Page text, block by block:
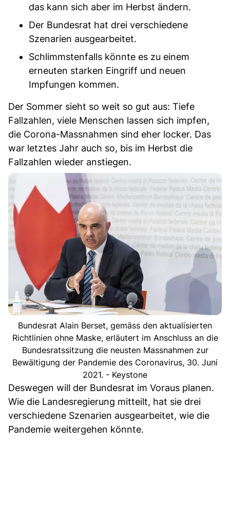
das kann sich aber im Herbst ändern.
Der Bundesrat hat drei verschiedene
Szenarien ausgearbeitet.
Schlimmstenfalls könnte es zu einem
erneuten starken Eingriff und neuen
Impfungen kommen.
Der Sommer sieht so weit so gut aus: Tiefe
Fallzahlen, viele Menschen lassen sich impfen,
die Corona-Massnahmen sind eher locker. Das
war letztes Jahr auch so, bis im Herbst die
Fallzahlen wieder anstiegen.
Bundesrat Alain Berset, gemäss den aktualisierten
Richtlinien ohne Maske, erläutert im Anschluss an die
Bundesratssitzung die neusten Massnahmen zur
Bewältigung der Pandemie des Coronavirus, 30. Juni
2021. - Keystone
Deswegen will der Bundesrat im Voraus planen.
Wie die Landesregierung mitteilt, hat sie drei
verschiedene Szenarien ausgearbeitet, wie die
Pandemie weitergehen könnte.